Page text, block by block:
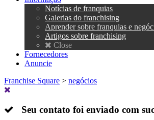
Notícias de franquias
Galerias do franchising
Aprender sobre franquias e
Artigos sobre franchising
Close
Fornecedores
Anuncie
Franchise Square > negócios
Seu contato foi enviado com